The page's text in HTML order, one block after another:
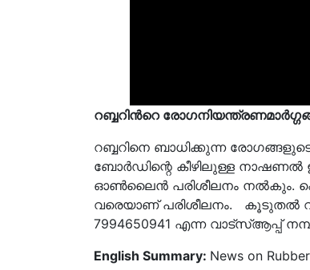
റബ്ബറിൻറെ
റബ്ബറിനെ ബാധിക്കുന്ന
ബോര്‍ഡിന്റെ കീഴിലുള്ള നാഷണല്‍
ഓണ്‍ലൈന്‍ പരിശീലനം നല്‍കും.
വരെയാണ് പരിശീലനം. കൂടുതല്‍
7994650941 എന്ന വാട്‌സ്ആപ്പ്
English Summary: News on Rubber